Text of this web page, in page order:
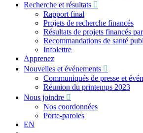
Recherche et résultats
Rapport final
Projets de recherche financés
Résultats de projets financés
Recommandations de santé
Infolettre
Apprenez
Nouvelles et événements
Communiqués de presse et
Réunion du printemps 2023
Nous joindre
Nos coordonnées
Porte-paroles
EN